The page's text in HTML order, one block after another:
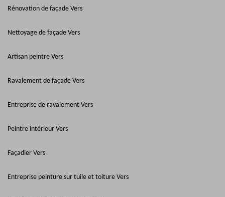
Rénovation de façade Vers
Nettoyage de façade Vers
Artisan peintre Vers
Ravalement de façade Vers
Entreprise de ravalement Vers
Peintre intérieur Vers
Façadier Vers
Entreprise peinture sur tuile et toiture Vers